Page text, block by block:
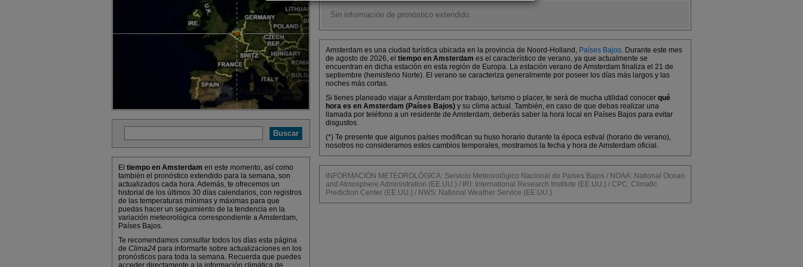
El tiempo en Amsterdam en este momento, así como
también el pronóstico extendido para la semana, son
actualizados cada hora. Además, te ofrecemos un
historial de los últimos 30 días calendarios, con registros
de las temperaturas mínimas y máximas para que
puedas hacer un seguimiento de la tendencia en la
variación meteorológica correspondiente a Amsterdam,
Países Bajos.
Te recomendamos consultar todos los días esta página
de Clima24 para informarte sobre actualizaciones en los
pronósticos para toda la semana. Recuerda que puedes
acceder directamente a la información climática de
Sin información de pronóstico extendido.
Amsterdam es una ciudad turística ubicada en la provincia de Noord-Holland, Países Bajos. Durante este mes
de agosto de 2026, el tiempo en Amsterdam es el característico de verano, ya que actualmente se
encuentran en dicha estación en esta región de Europa. La estación verano de Amsterdam finaliza el 21 de
septiembre (hemisferio Norte). El verano se caracteriza generalmente por poseer los días más largos y las
noches más cortas.
Si tienes planeado viajar a Amsterdam por trabajo, turismo o placer, te será de mucha utilidad conocer qué
hora es en Amsterdam (Países Bajos) y su clima actual. También, en caso de que debas realizar una
llamada por teléfono a un residente de Amsterdam, deberás saber la hora local en Países Bajos para evitar
disgustos.
(*) Te presente que algunos países modifican su huso horario durante la época estival (horario de verano),
nosotros no consideramos estos cambios temporales, mostramos la fecha y hora de Amsterdam oficial.
INFORMACIÓN METEOROLÓGICA: Servicio Meteorológico Nacional de Países Bajos / NOAA: National Ocean
and Atmosphere Administration (EE.UU.) / IRI: International Research Institute (EE.UU.) / CPC: Climatic
Prediction Center (EE.UU.) / NWS: National Weather Service (EE.UU.).